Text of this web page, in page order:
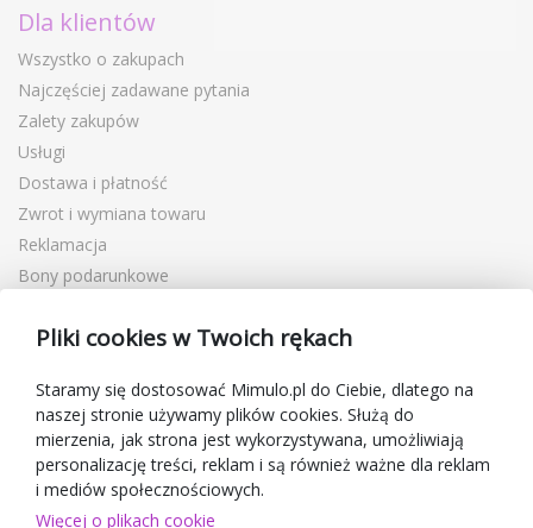
Dla klientów
Wszystko o zakupach
Najczęściej zadawane pytania
Zalety zakupów
Usługi
Dostawa i płatność
Zwrot i wymiana towaru
Reklamacja
Bony podarunkowe
Blog
O sprzedawcy
Mimulo.pl
Regulamin sklepu
Ochrona danych osobowych GDPR
Kontakty
Pliki cookies w Twoich rękach
Staramy się dostosować Mimulo.pl do Ciebie, dlatego na
naszej stronie używamy plików cookies. Służą do
mierzenia, jak strona jest wykorzystywana, umożliwiają
personalizację treści, reklam i są również ważne dla reklam
i mediów społecznościowych.
Więcej o plikach cookie